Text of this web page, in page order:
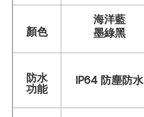
顏色
海洋藍
墨綠黑
防水
功能
IP64 防塵防水